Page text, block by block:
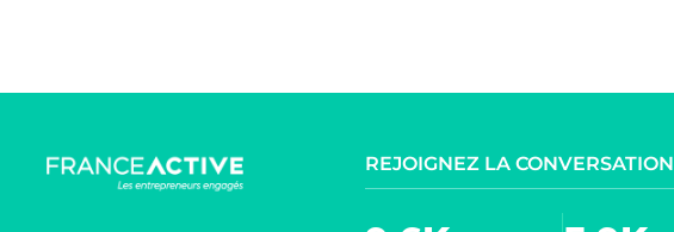
REJOIGNEZ LA CONVERSATION